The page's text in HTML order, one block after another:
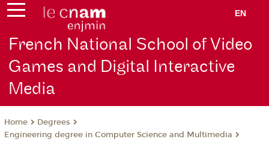
EN
French National School of Video
Games and Digital Interactive
Media
Home
Degrees
Engineering degree in Computer Science and Multimedia